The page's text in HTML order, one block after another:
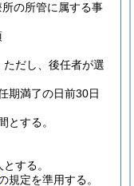
の所管に属する事
ただし、後任者が選
期満了の日前30日
とする。
する。
規定を準用する。